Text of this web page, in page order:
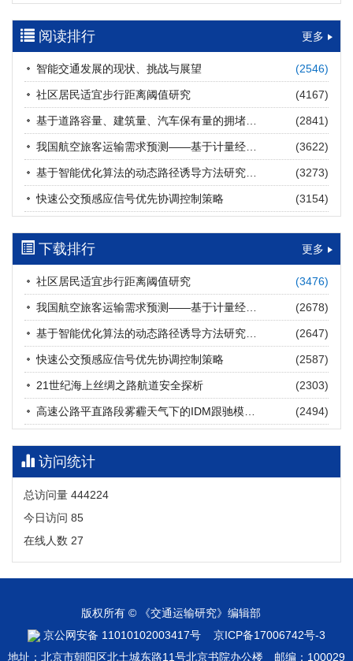
郝泉霖, 兰富安, 赖波, 陈立栋, 宋志英, 郑帅
2026, 12(3): 163-175.https://doi.org/10.16503/j.cnki.2095-
9931.2026.03.013
摘要 (14) HTML(12)
道路建养运通用碳核算方法及应用
王元庆, 王皎, 刘圆圆, 于谦, 刘聂旸子, 杨诗雨
2026, 12(3): 176-189.https://doi.org/10.16503/j.cnki.2095-
9931.2026.03.014
摘要 (11) HTML(11)
西部陆海新通道氢走廊建设对交通运输领域低碳转型的推动作
用
罗文格, 黄承锋, 关海长
2026, 12(3): 190-201.https://doi.org/10.16503/j.cnki.2095-
9931.2026.03.015
摘要 (21) HTML(20)
交能融合背景下零碳货运走廊利益主体的策略演化与影响因素
张海涛, 姚琛, 唐治豪, 谢明辉, 王元庆
2026, 12(3): 202-216.https://doi.org/10.16503/j.cnki.2095-
9931.2026.03.016
摘要 (19) HTML(17)
中英文摘要撰写规范及样例
阅读排行 更多
智能交通发展的现状、挑战与展望 (2546)
社区居民适宜步行距离阈值研究 (4167)
(2841)
(3622)
(3273)
快速公交预感应信号优先协调控制策略 (3154)
下载排行 更多
社区居民适宜步行距离阈值研究 (3476)
(2678)
(2647)
快速公交预感应信号优先协调控制策略 (2587)
21世纪海上丝绸之路航道安全探析 (2303)
(2494)
访问统计
总访问量 444224
今日访问 85
在线人数 27
版权所有 © 《交通运输研究》编辑部
京公网安备 11010102003417号
京ICP备17006742号-3
地址：北京市朝阳区北土城东路11号北京书院办公楼 邮编：100029